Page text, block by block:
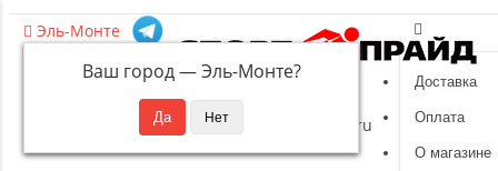
Доставка
Оплата
О магазине
Эль-Монте
Ваш город —Эль-Монте?
8 (495) 532-94-39
sportpride@yandex.ru